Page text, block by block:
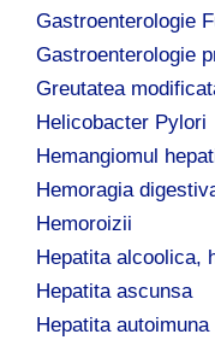
Gastroenterologie
Gastroenterologie
Greutatea
Helicobacter Pylori
Hemangiomul
Hemoragia
Hemoroizii
Hepatita alcoolica,
Hepatita ascunsa
Hepatita autoimuna